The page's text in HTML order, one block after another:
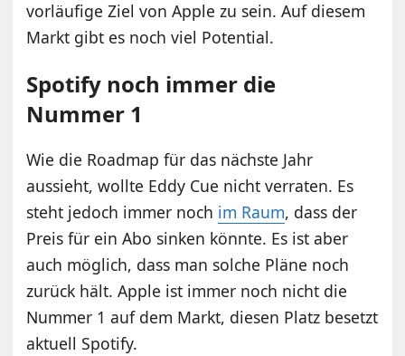
vorläufige Ziel von Apple zu sein. Auf diesem
Markt gibt es noch viel Potential.
Spotify noch immer die
Nummer 1
Wie die Roadmap für das nächste Jahr
aussieht, wollte Eddy Cue nicht verraten. Es
steht jedoch immer noch im Raum, dass der
Preis für ein Abo sinken könnte. Es ist aber
auch möglich, dass man solche Pläne noch
zurück hält. Apple ist immer noch nicht die
Nummer 1 auf dem Markt, diesen Platz besetzt
aktuell Spotify.